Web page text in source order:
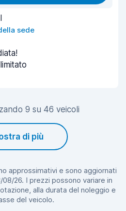
sede
9 su 46 veicoli
di più
approssimativi e sono aggiornati
26. I prezzi possono variare in
alla durata del noleggio e
del veicolo.